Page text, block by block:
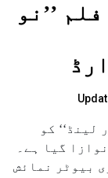
فلم ’’نو
لینڈ‘‘ کو
گیا ہے۔
بیوٹر نمائش